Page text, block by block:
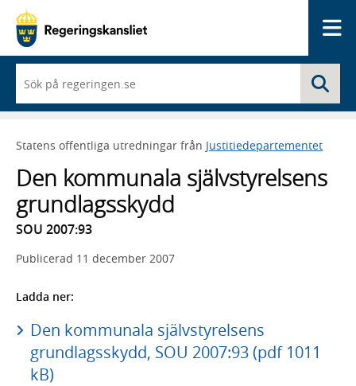
du
börjar
skriva
framträder
lista
med
sökförslag
Statens offentliga utredningar från Justitiedepartementet
Den kommunala självstyrelsens
grundlagsskydd
SOU 2007:93
Publicerad 11 december 2007
Ladda ner:
Den kommunala självstyrelsens
grundlagsskydd, SOU 2007:93 (pdf 1011
kB)